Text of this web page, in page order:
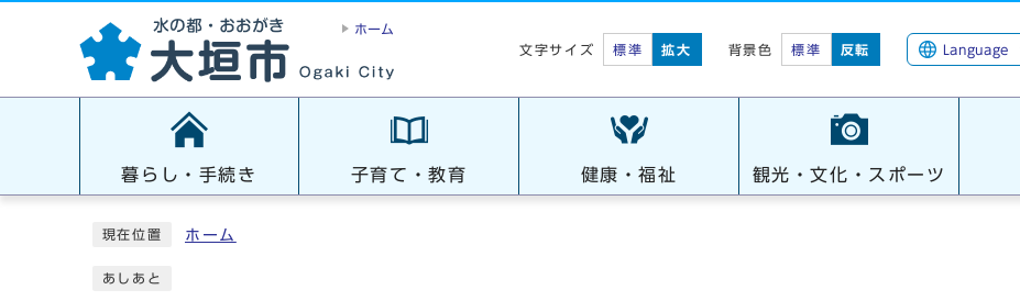
ホーム
文字サイズ
標準 拡大 背景色 標準 反転 Language
暮らし・手続き 子育て・教育 健康・福祉 観光・文化・スポーツ
現在位置 ホーム
あしあと